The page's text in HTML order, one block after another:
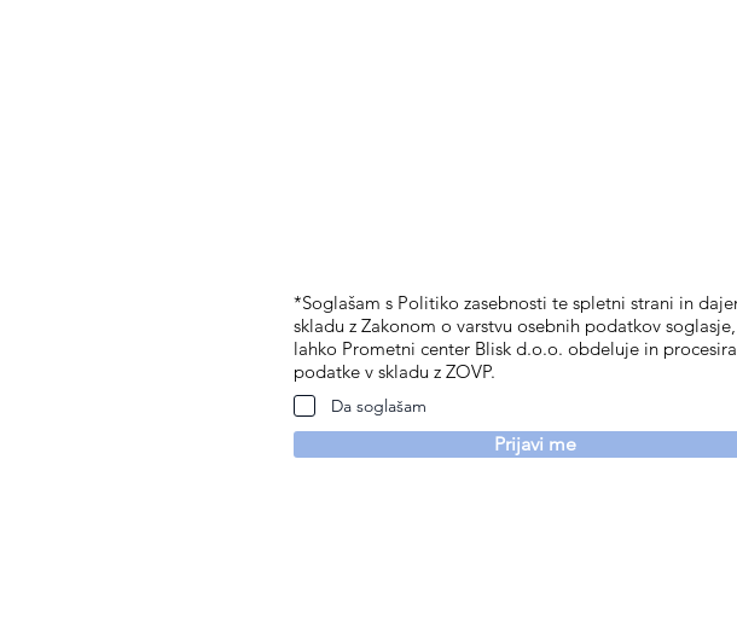
*Soglašam s Politiko zasebnosti te spletni strani in
skladu z Zakonom o varstvu osebnih podatkov
lahko Prometni center Blisk d.o.o. obdeluje in procesira
podatke v skladu z ZOVP.
Da soglašam
Prijavi me